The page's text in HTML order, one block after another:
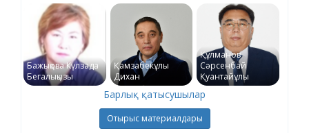
Бажықова Күлзада
Бегалықызы
Қамзабекұлы
Дихан
Құлманов
Сәрсенбай
Қуантайұлы
Барлық қатысушылар
Отырыс материалдары